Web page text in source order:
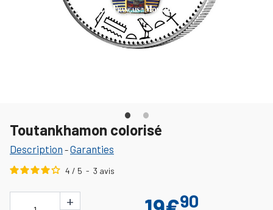
Toutankhamon colorisé
Description -Garanties
4 / 5 - 3 avis
+
90